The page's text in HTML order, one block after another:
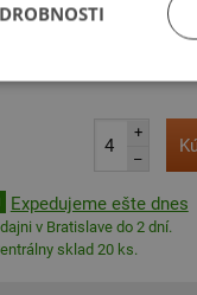
+
–
Expedujeme ešte dnes
v Bratislave do 2 dní.
sklad 20 ks.